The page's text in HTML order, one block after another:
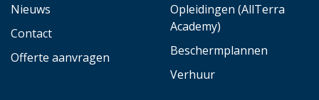
Nieuws
Contact
Offerte aanvragen
Opleidingen (AllTerra
Academy)
Beschermplannen
Verhuur